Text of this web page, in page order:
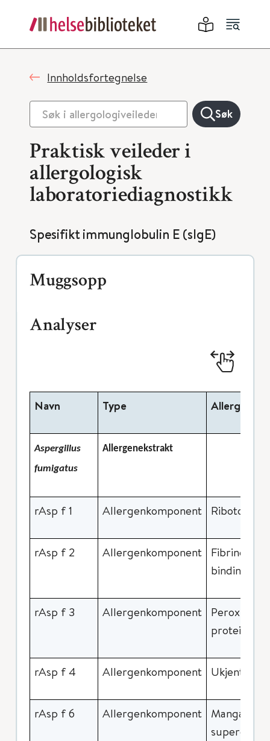
Innholdsfortegnelse
Søk
Praktisk veileder i
allergologisk
laboratoriediagnostikk
Spesifikt immunglobulin E (sIgE)
Muggsopp
Analyser
Navn Type
Aspergillus
fumigatus
Allergenekstrakt
rAsp f 1 Allergenkomponent Ribotoxin
rAsp f 2 Allergenkomponent
Fibrinogen
binding
rAsp f 3 Allergenkomponent
protein
rAsp f 4 Allergenkomponent Ukjent
rAsp f 6 Allergenkomponent
Mangan
superoxid